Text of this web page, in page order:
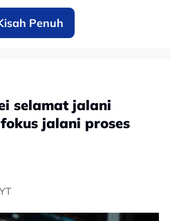
Malaysia terus kekal dalam
mengukuhkan kedudukan
ikonik dalam kejuaraan
mula menjadi tuan rumah
terlepas menganjurkan
serta 2021 susulan
penganjurannya, Grand
kehadiran ratusan ribu
negara, selain memberi
pelancongan, ekonomi dan
permotoran tempatan.
Penuh
selamat jalani
jalani proses